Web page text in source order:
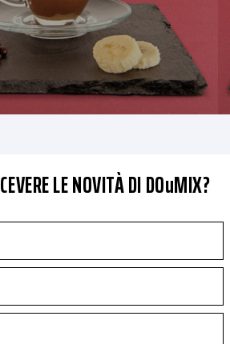
LE NOVITÀ DI DOuMIX?